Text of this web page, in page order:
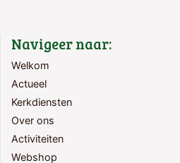
Navigeer naar:
Welkom
Actueel
Kerkdiensten
Over ons
Activiteiten
Webshop